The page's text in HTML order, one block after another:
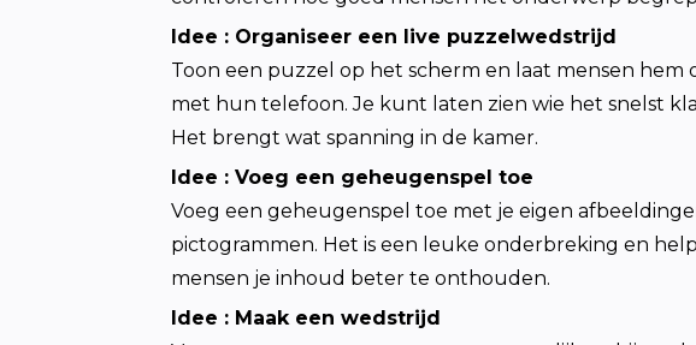
Idee : Organiseer een live puzzelwedstrijd
Toon een puzzel op het scherm en laat mensen hem
met hun telefoon. Je kunt laten zien wie het snelst
Het brengt wat spanning in de kamer.
Idee : Voeg een geheugenspel toe
Voeg een geheugenspel toe met je eigen
pictogrammen. Het is een leuke onderbreking en
mensen je inhoud beter te onthouden.
Idee : Maak een wedstrijd